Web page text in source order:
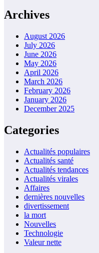
Archives
August 2026
July 2026
June 2026
May 2026
April 2026
March 2026
February 2026
January 2026
December 2025
Categories
Actualités populaires
Actualités santé
Actualités tendances
Actualités virales
Affaires
dernières nouvelles
divertissement
la mort
Nouvelles
Technologie
Valeur nette